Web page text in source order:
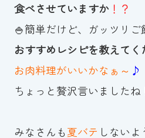
食べさせていますか！？
🍚簡単だけど、ガッツリご
おすすめレシピを教えてく
お肉料理がいいかなぁ～ ♪
ちょっと贅沢言いましたね
みなさんも夏バテ しないよ